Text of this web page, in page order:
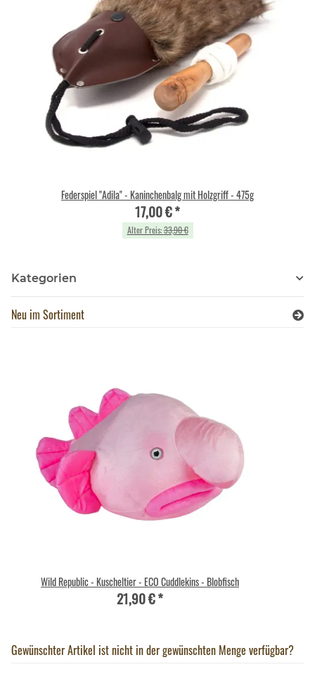
Federspiel "Adila" - Kaninchenbalg mit Holzgriff - 475g
17,00 €*
Alter Preis:33,90 €
Kategorien
Neu im Sortiment
Wild Republic - Kuscheltier - ECO Cuddlekins - Blobfisch
21,90 €*
Gewünschter Artikel ist nicht in der gewünschten Menge verfügbar?